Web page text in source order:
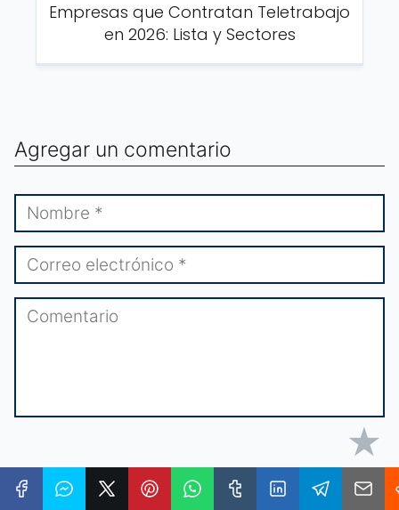
Empresas que Contratan Teletrabajo
en 2026: Lista y Sectores
Agregar un comentario
★
★